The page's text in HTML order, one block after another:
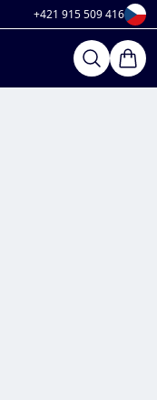
+421 915 509 416